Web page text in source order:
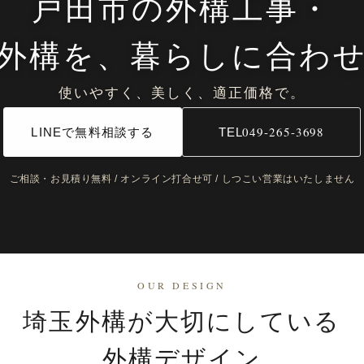
戸田市の外構工事・
構を、暮らしに合わ
使いやすく、美しく、適正価格で。
LINEで無料相談する TEL049-265-3698
ご相談・お見積り無料 / オンライン打合せ可 / しつこい営業はいたしません
OUR DESIGN
埼玉外構が大切にしている